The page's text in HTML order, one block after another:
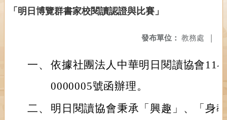
「明日博覽群書家校閱讀認證與比賽」
發布單位： 教務處 |
一、 依據社團法人中華明日閱讀協會
0000005號函辦理。
二、
明日閱讀協會秉承「興趣」、「身